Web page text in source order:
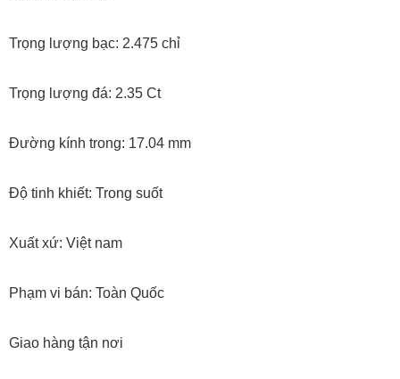
Trọng lượng bạc: 2.475 chỉ
Trọng lượng đá: 2.35 Ct
Đường kính trong: 17.04 mm
Độ tinh khiết: Trong suốt
Xuất xứ: Việt nam
Phạm vi bán: Toàn Quốc
Giao hàng tận nơi